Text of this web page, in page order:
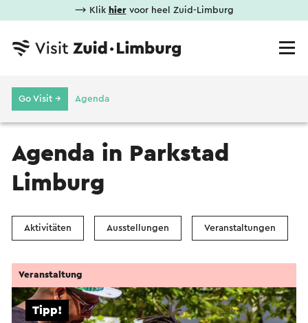
⟶ Klik hiervoor heel Zuid-Limburg
Go Visit → Agenda
Agenda in Parkstad
Limburg
Aktivitäten Ausstellungen Veranstaltungen
Tipp!
Veranstaltung